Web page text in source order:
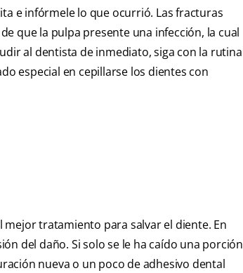
e infórmele lo que ocurrió. Las fracturas
que la pulpa presente una infección, la cual
al dentista de inmediato, siga con la rutina
especial en cepillarse los dientes con
tratamiento para salvar el diente. En
del daño. Si solo se le ha caído una porción
nueva o un poco de adhesivo dental